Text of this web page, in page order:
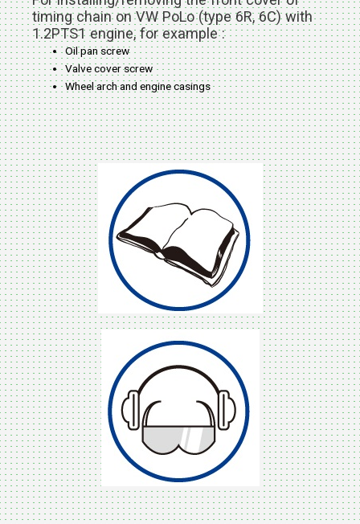
timing chain on VW PoLo (type 6R, 6C) with
1.2PTS1 engine, for example :
Oil pan screw
Valve cover screw
Wheel arch and engine casings